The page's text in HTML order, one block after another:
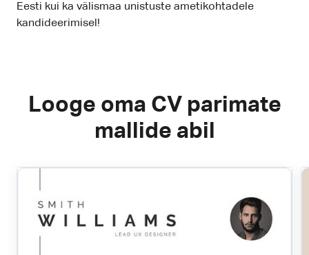
Eesti kui ka välismaa unistuste ametikohtadele
kandideerimisel!
Looge oma CV parimate
mallide abil